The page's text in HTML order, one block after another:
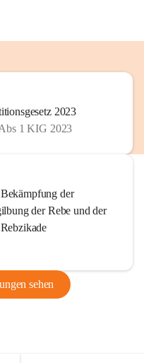
2023
1 KIG 2023
der
der Rebe und der
sehen